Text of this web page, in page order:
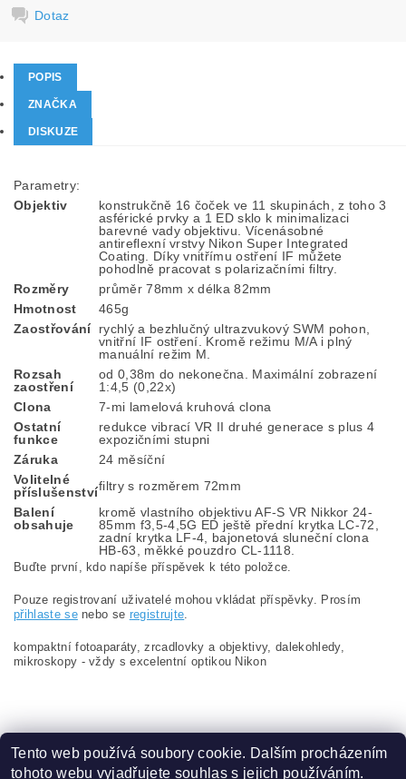
Dotaz
POPIS
ZNAČKA
DISKUZE
Parametry:
Objektiv
konstrukčně 16 čoček ve 11 skupinách, z toho 3
asférické prvky a 1 ED sklo k minimalizaci
barevné vady objektivu. Vícenásobné
antireflexní vrstvy Nikon Super Integrated
Coating. Díky vnitřímu ostření IF můžete
pohodlně pracovat s polarizačními filtry.
Rozměry
průměr 78mm x délka 82mm
Hmotnost
465g
Zaostřování rychlý a bezhlučný ultrazvukový SWM pohon,
vnitřní IF ostření. Kromě režimu M/A i plný
manuální režim M.
Rozsah
zaostření
od 0,38m do nekonečna. Maximální zobrazení
1:4,5 (0,22x)
Clona
7-mi lamelová kruhová clona
Ostatní
funkce
redukce vibrací VR II druhé generace s plus 4
expozičními stupni
Záruka
24 měsíční
Volitelné
příslušenstvífiltry s rozměrem 72mm
Balení
obsahuje
kromě vlastního objektivu AF-S VR Nikkor 24-
85mm f3,5-4,5G ED ještě přední krytka LC-72,
zadní krytka LF-4, bajonetová sluneční clona
HB-63, měkké pouzdro CL-1118.
Buďte první, kdo napíše příspěvek k této položce.
Pouze registrovaní uživatelé mohou vkládat příspěvky. Prosím
přihlaste senebo se registrujte
kompaktní fotoaparáty, zrcadlovky a objektivy, dalekohledy,
mikroskopy - vždy s excelentní optikou Nikon
Tento web používá soubory cookie. Dalším procházením
tohoto webu vyjadřujete souhlas s jejich používáním.